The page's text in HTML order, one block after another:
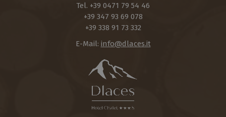
Tel. +39 0471 79 54 46
+39 347 93 69 078
+39 338 91 73 332
E-Mail: info@dlaces.it